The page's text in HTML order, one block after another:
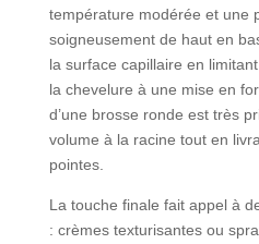
température modérée et une
soigneusement de haut en
la surface capillaire en
la chevelure à une mise en
d’une brosse ronde est très
volume à la racine tout en
pointes.
La touche finale fait appel à
: crèmes texturisantes ou